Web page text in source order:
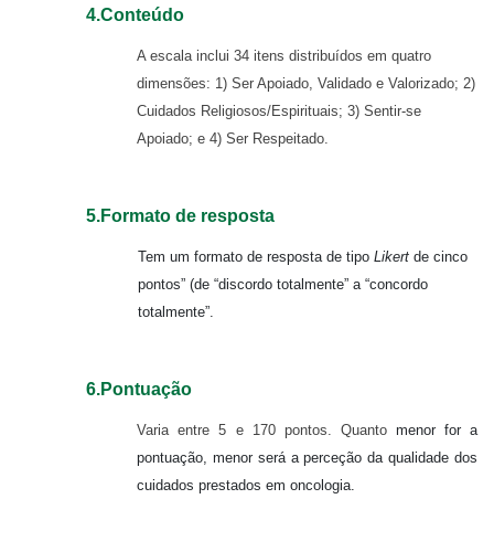
4.Conteúdo
A escala inclui 34 itens distribuídos em quatro
dimensões: 1) Ser Apoiado, Validado e Valorizado; 2)
Cuidados Religiosos/Espirituais; 3) Sentir-se
Apoiado; e 4) Ser Respeitado.
5.Formato de resposta
Tem um formato de resposta de tipo Likert de cinco
pontos” (de “discordo totalmente” a “concordo
totalmente”.
6.Pontuação
Varia entre 5 e 170 pontos. Quanto menor for a
pontuação, menor será a perceção da qualidade dos
cuidados prestados em oncologia.